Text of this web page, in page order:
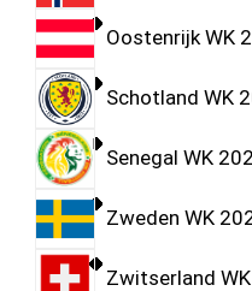
Oostenrijk WK
Schotland WK
Senegal WK
Zweden WK
Zwitserland